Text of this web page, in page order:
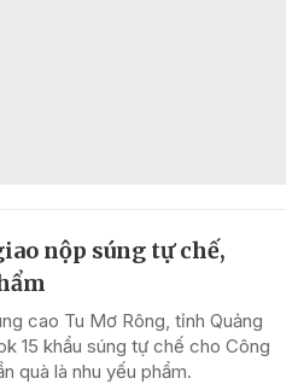
nộp súng tự chế,
cao Tu Mơ Rông, tỉnh Quảng
15 khẩu súng tự chế cho Công
quà là nhu yếu phẩm.